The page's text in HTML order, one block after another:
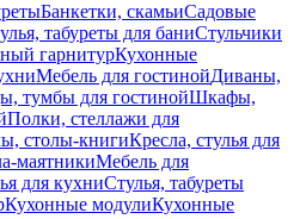
Банкетки, скамьиСадовые
табуреты для баниСтульчики
гарнитурКухонные
Мебель для гостинойДиваны,
тумбы для гостинойШкафы,
Полки, стеллажи для
столы-книгиКресла, стулья для
маятникиМебель для
для кухниСтулья, табуреты
Кухонные модулиКухонные